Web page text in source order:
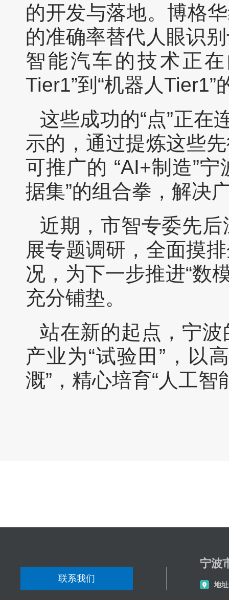
的开发与落地。博格
的准确率替代人眼识
智能汽车的技术正
Tier1”到“机器人Tier1”
这些成功的“点”正在
示的，通过提炼这些
可推广的 “AI+制造”
据集”的组合拳，解决
近期，市智专委先
展专题调研，全面摸
况，为下一步推进“数
充分铺垫。
站在新的起点，宁
产业为“试验田”，以
溉”，精心培育“人工智
联系我们
宁波
地